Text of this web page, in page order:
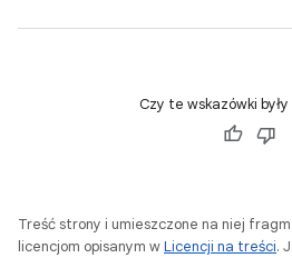
Czy te wskazówki były
Treść strony i umieszczone na niej
licencjom opisanym wLicencji na treści.